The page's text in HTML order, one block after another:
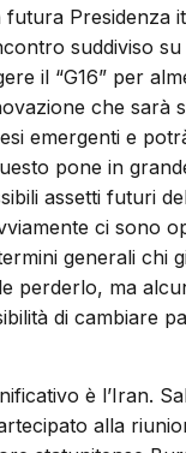
futura Presidenza
suddiviso
il “G16” per
che sarà
emergenti e
pone in
assetti futuri
ci sono
generali chi
perderlo, ma
di cambiare
è l’Iran.
alla